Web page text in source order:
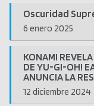
Oscuridad
6 enero 2025
KONAMI
DE YU-GI-OH!
ANUNCIA LA
12 diciembre 2024